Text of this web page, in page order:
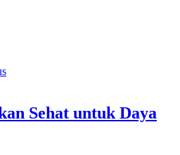
Sehat untuk Daya